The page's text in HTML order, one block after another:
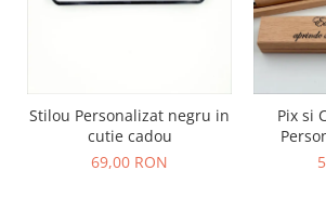
Stilou Personalizat negru in
cutie cadou
69,00 RON
Pix si